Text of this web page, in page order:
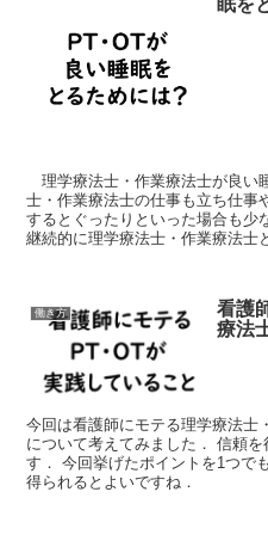
眠を
理学療法士・作業療法士が良
士・作業療法士の仕事も立ち仕事
するとぐったりといった場合も少
継続的に理学療法士・作業療法士
働き方
看護
療法
今回は看護師にモテる理学療法士
について考えてみました． 信頼
す． 今回挙げたポイントを1つで
得られるとよいですね．